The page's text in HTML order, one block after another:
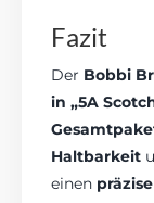
Fazit
Der Bobbi
in „5A
Haltbarkeit
einen